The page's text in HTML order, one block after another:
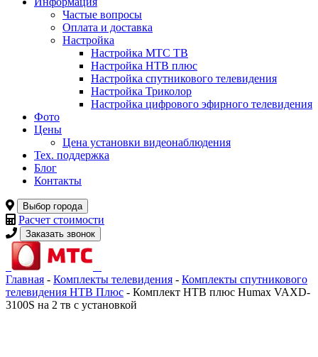
Частые вопросы
Оплата и доставка
Настройка
Настройка МТС ТВ
Настройка НТВ плюс
Настройка спутникового телевидения
Настройка Триколор
Настройка цифрового эфирного телевидения
Фото
Цены
Цена установки видеонаблюдения
Тех. поддержка
Блог
Контакты
Выбор города
Расчет стоимости
Заказать звонок
Главная - Комплекты телевидения - Комплекты спутникового
телевидения НТВ Плюс - Комплект НТВ плюс Humax VAXD-
3100S на 2 тв с установкой